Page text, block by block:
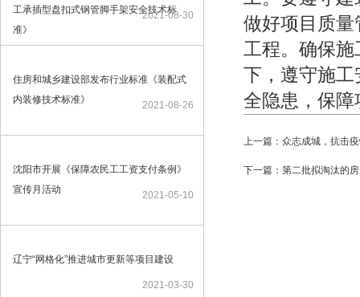
工承插型盘扣式钢管脚手架安全技术标
准》
2021-08-30
住房和城乡建设部发布行业标准《装配式
内装修技术标准》
2021-08-26
沈阳市开展《保障农民工工资支付条例》
宣传月活动
2021-05-10
辽宁“网格化”推进城市更新等项目建设
2021-03-30
做好项目质
工程。确保
下，遵守施
全隐患，保
上一篇：众志成城，抗击
下一篇：第二批拟淘汰的